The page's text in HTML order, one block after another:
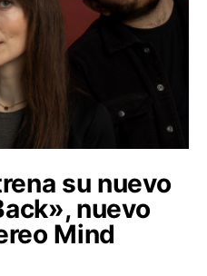
su nuevo
nuevo
Mind